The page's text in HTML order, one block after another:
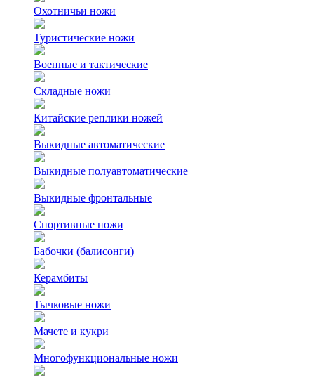
Охотничьи ножи
Туристические ножи
Военные и тактические
Складные ножи
Китайские реплики ножей
Выкидные автоматические
Выкидные полуавтоматические
Выкидные фронтальные
Спортивные ножи
Бабочки (балисонги)
Керамбиты
Тычковые ножи
Мачете и кукри
Многофункциональные ножи